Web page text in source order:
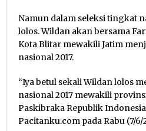
Namun dalam seleksi tingkat
lolos. Wildan akan bersama
Kota Blitar mewakili Jatim
nasional 2017.
“Iya betul sekali Wildan lolos
nasional 2017 mewakili
Paskibraka Republik
Pacitanku.com pada Rabu (7/6/